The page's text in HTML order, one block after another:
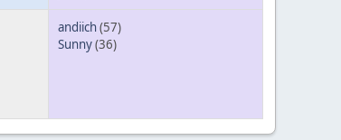
andiich(57)
Sunny(36)